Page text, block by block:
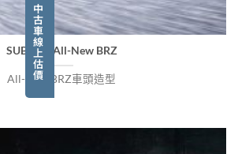
中
古
車
線
上
估
價
SUBARU All-New BRZ
All-New BRZ車頭造型